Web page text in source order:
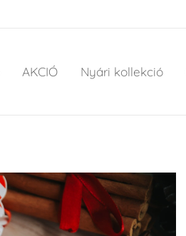
AKCIÓ Nyári kollekció